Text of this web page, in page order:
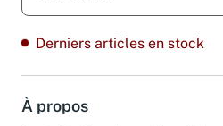
Derniers articles en stock
À propos